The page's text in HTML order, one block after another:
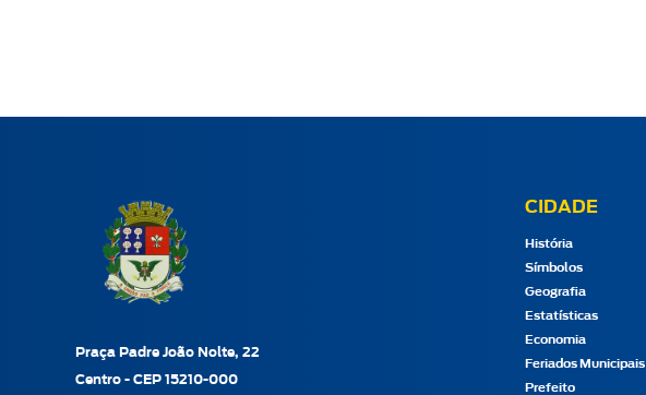
Praça Padre João Nolte, 22
Centro - CEP 15210-000
CIDADE
História
Símbolos
Geografia
Estatísticas
Economia
Feriados Municipais
Prefeito